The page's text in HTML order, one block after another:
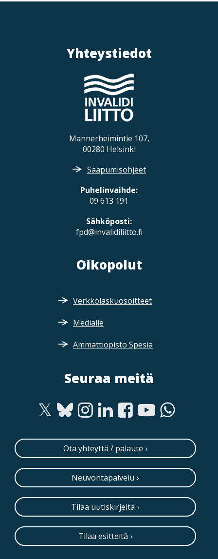
Yhteystiedot
Mannerheimintie 107,
00280 Helsinki
Saapumisohjeet
Puhelinvaihde:
09 613 191
Sähköposti:
fpd@invalidiliitto.fi
Oikopolut
Verkkolaskuosoitteet
Medialle
Ammattiopisto Spesia
Seuraa meitä
Ota yhteyttä / palaute
Neuvontapalvelu
Tilaa uutiskirjeitä
Tilaa esitteitä